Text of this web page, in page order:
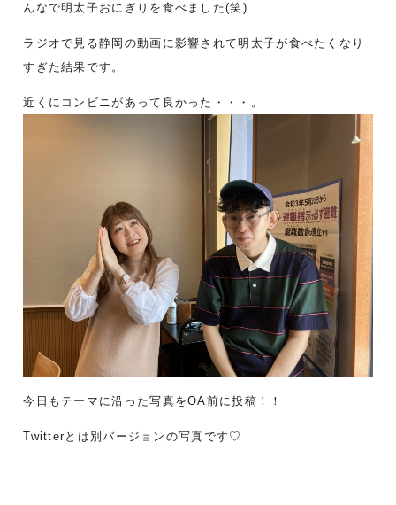
んなで明太子おにぎりを食べました(笑)
ラジオで見る静岡の動画に影響されて明太子が食べたくなり
すぎた結果です。
近くにコンビニがあって良かった・・・。
今日もテーマに沿った写真をOA前に投稿！！
Twitterとは別バージョンの写真です♡